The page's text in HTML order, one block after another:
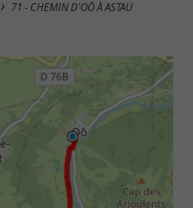
71 - CHEMIN D'OÔ À ASTAU